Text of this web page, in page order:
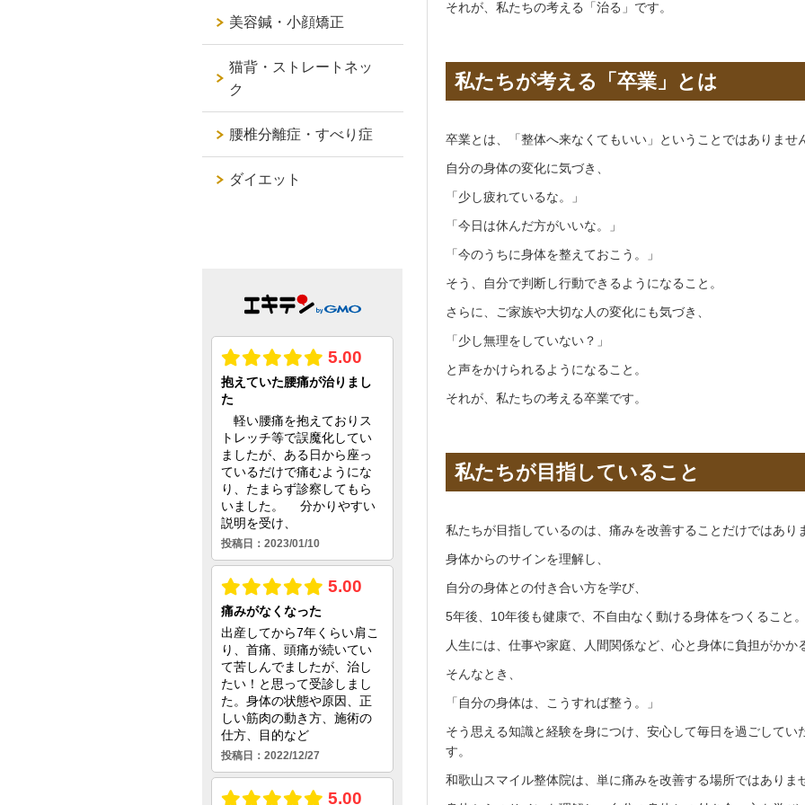
それが、私たちの考える「治る」です。
私たちが考える「卒業」とは
卒業とは、「整体へ来なくてもいい」ということではありませ
自分の身体の変化に気づき、
「少し疲れているな。」
「今日は休んだ方がいいな。」
「今のうちに身体を整えておこう。」
そう、自分で判断し行動できるようになること。
さらに、ご家族や大切な人の変化にも気づき、
「少し無理をしていない？」
と声をかけられるようになること。
それが、私たちの考える卒業です。
私たちが目指していること
私たちが目指しているのは、痛みを改善することだけではあり
身体からのサインを理解し、
自分の身体との付き合い方を学び、
5年後、10年後も健康で、不自由なく動ける身体をつくること
人生には、仕事や家庭、人間関係など、心と身体に負担がかか
そんなとき、
「自分の身体は、こうすれば整う。」
そう思える知識と経験を身につけ、安心して毎日を過ごしてい
す。
和歌山スマイル整体院は、単に痛みを改善する場所ではありま
美容鍼・小顔矯正
猫背・ストレートネッ
ク
腰椎分離症・すべり症
ダイエット